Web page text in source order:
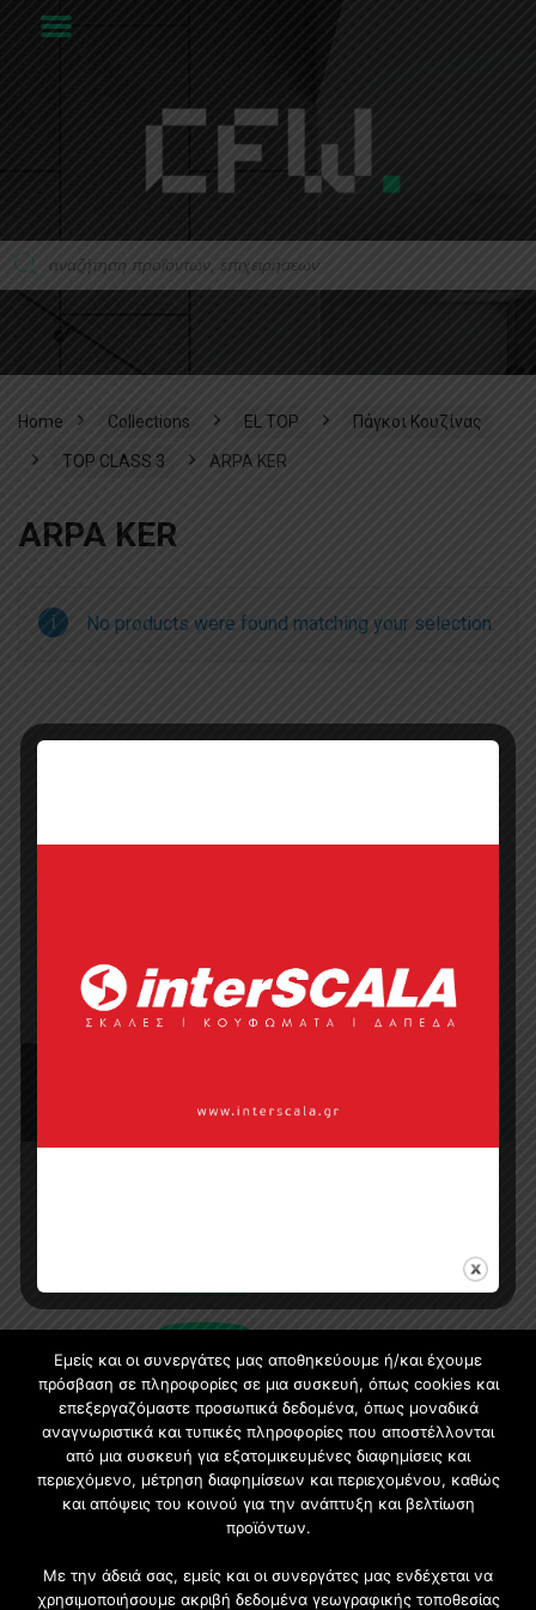
Home Collections EL TOP Πάγκοι Κουζίνας
TOP CLASS 3 ARPA KER
ARPA KER
No products were found matching your selection.
Εγγραφή στο Newsletter
Γίνετε μέλος της μεγαλύτερης διαδικτυακής κοινότητας, ειδικά
για αρχιτέκτονες, σχεδιαστές και λάτρεις της κατασκευής και
Εμείς και οι συνεργάτες μας αποθηκεύουμε ή/και έχουμε
πρόσβαση σε πληροφορίες σε μια συσκευή, όπως cookies και
επεξεργαζόμαστε προσωπικά δεδομένα, όπως μοναδικά
αναγνωριστικά και τυπικές πληροφορίες που αποστέλλονται
από μια συσκευή για εξατομικευμένες διαφημίσεις και
περιεχόμενο, μέτρηση διαφημίσεων και περιεχομένου, καθώς
και απόψεις του κοινού για την ανάπτυξη και βελτίωση
προϊόντων.
Με την άδειά σας, εμείς και οι συνεργάτες μας ενδέχεται να
χρησιμοποιήσουμε ακριβή δεδομένα γεωγραφικής τοποθεσίας